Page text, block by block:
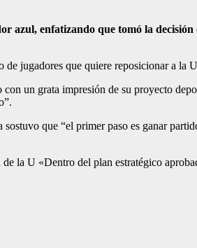
azul, enfatizando que tomó la
jugadores que quiere reposicionar a la
un grata impresión de su proyecto
que “el primer paso es ganar
la U «Dentro del plan estratégico